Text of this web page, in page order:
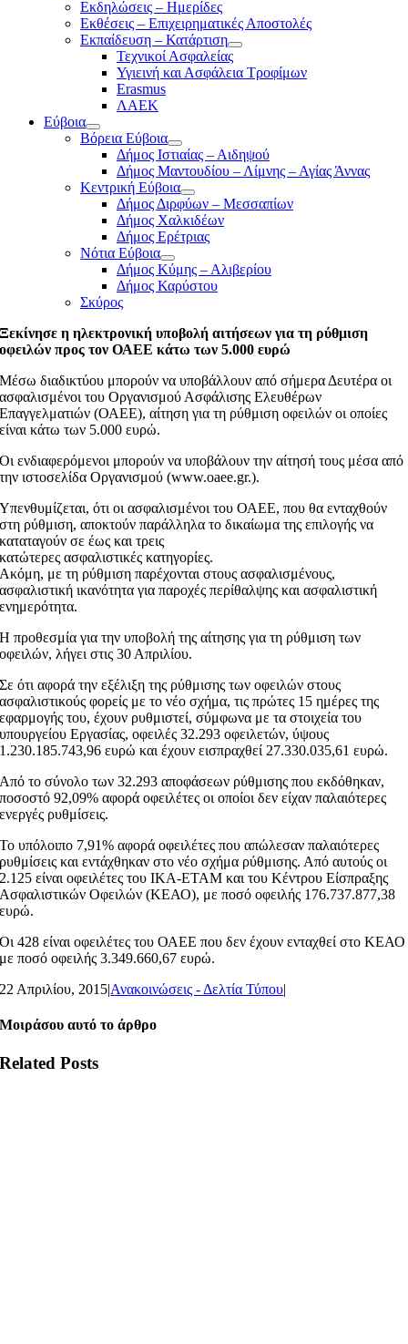
Εκδηλώσεις – Ημερίδες
Εκθέσεις – Επιχειρηματικές Αποστολές
Εκπαίδευση – Κατάρτιση
Τεχνικοί Ασφαλείας
Υγιεινή και Ασφάλεια Τροφίμων
Erasmus
ΛΑΕΚ
Εύβοια
Βόρεια Εύβοια
Δήμος Ιστιαίας – Αιδηψού
Δήμος Μαντουδίου – Λίμνης – Αγίας Άννας
Κεντρική Εύβοια
Δήμος Διρφύων – Μεσσαπίων
Δήμος Χαλκιδέων
Δήμος Ερέτριας
Νότια Εύβοια
Δήμος Κύμης – Αλιβερίου
Δήμος Καρύστου
Σκύρος
Ξεκίνησε η ηλεκτρονική υποβολή αιτήσεων για τη ρύθμιση
οφειλών προς τον ΟΑΕΕ κάτω των 5.000 ευρώ
Μέσω διαδικτύου μπορούν να υποβάλλουν από σήμερα Δευτέρα οι
ασφαλισμένοι του Οργανισμού Ασφάλισης Ελευθέρων
Επαγγελματιών (ΟΑΕΕ), αίτηση για τη ρύθμιση οφειλών οι οποίες
είναι κάτω των 5.000 ευρώ.
Οι ενδιαφερόμενοι μπορούν να υποβάλουν την αίτησή τους μέσα από
την ιστοσελίδα Οργανισμού (www.oaee.gr.).
Υπενθυμίζεται, ότι οι ασφαλισμένοι του ΟΑΕΕ, που θα ενταχθούν
στη ρύθμιση, αποκτούν παράλληλα το δικαίωμα της επιλογής να
καταταγούν σε έως και τρεις
κατώτερες ασφαλιστικές κατηγορίες.
Ακόμη, με τη ρύθμιση παρέχονται στους ασφαλισμένους,
ασφαλιστική ικανότητα για παροχές περίθαλψης και ασφαλιστική
ενημερότητα.
Η προθεσμία για την υποβολή της αίτησης για τη ρύθμιση των
οφειλών, λήγει στις 30 Απριλίου.
Σε ότι αφορά την εξέλιξη της ρύθμισης των οφειλών στους
ασφαλιστικούς φορείς με το νέο σχήμα, τις πρώτες 15 ημέρες της
εφαρμογής του, έχουν ρυθμιστεί, σύμφωνα με τα στοιχεία του
υπουργείου Εργασίας, οφειλές 32.293 οφειλετών, ύψους
1.230.185.743,96 ευρώ και έχουν εισπραχθεί 27.330.035,61 ευρώ.
Από το σύνολο των 32.293 αποφάσεων ρύθμισης που εκδόθηκαν,
ποσοστό 92,09% αφορά οφειλέτες οι οποίοι δεν είχαν παλαιότερες
ενεργές ρυθμίσεις.
Το υπόλοιπο 7,91% αφορά οφειλέτες που απώλεσαν παλαιότερες
ρυθμίσεις και εντάχθηκαν στο νέο σχήμα ρύθμισης. Από αυτούς οι
2.125 είναι οφειλέτες του ΙΚΑ-ΕΤΑΜ και του Κέντρου Είσπραξης
Ασφαλιστικών Οφειλών (ΚΕΑΟ), με ποσό οφειλής 176.737.877,38
ευρώ.
Οι 428 είναι οφειλέτες του ΟΑΕΕ που δεν έχουν ενταχθεί στο ΚΕΑΟ
με ποσό οφειλής 3.349.660,67 ευρώ.
22 Απριλίου, 2015|Ανακοινώσεις - Δελτία Τύπου|
Μοιράσου αυτό το άρθρο
Related Posts